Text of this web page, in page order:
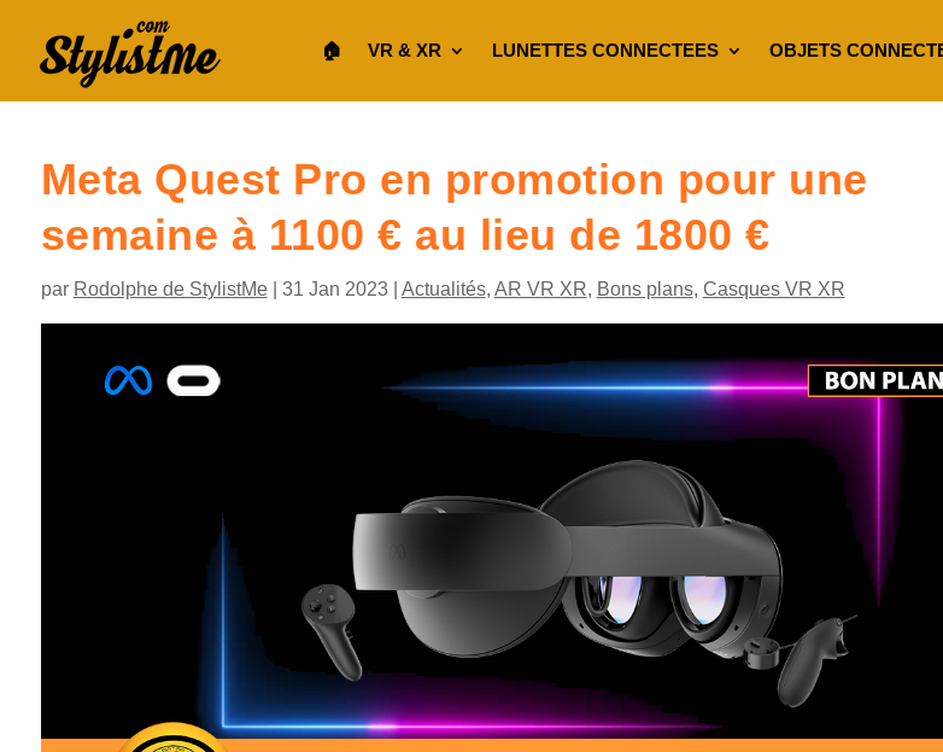
🏠︎ VR & XR LUNETTES CONNECTEES OBJETS
Meta Quest Pro en promotion pour une
semaine à 1100 € au lieu de 1800 €
par Rodolphe de StylistMe| 31 Jan 2023| Actualités, AR VR XR, Bons plans, Casques VR XR